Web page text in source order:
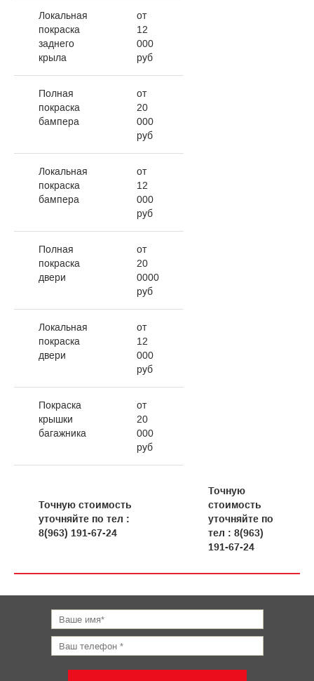
Локальная
покраска
заднего
крыла
от
12
000
руб
Полная
покраска
бампера
от
20
000
руб
Локальная
покраска
бампера
от
12
000
руб
Полная
покраска
двери
от
20
0000
руб
Локальная
покраска
двери
от
12
000
руб
Покраска
крышки
багажника
от
20
000
руб
Точную стоимость
уточняйте по тел :
8(963) 191-67-24
Точную
стоимость
уточняйте по
тел : 8(963)
191-67-24